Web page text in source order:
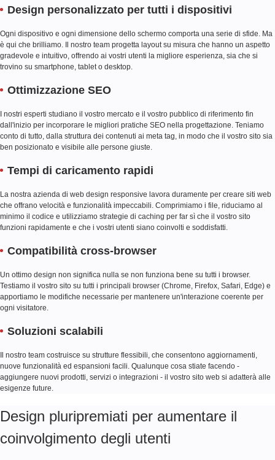
Design personalizzato per tutti i dispositivi
Ogni dispositivo e ogni dimensione dello schermo comporta una serie di sfide. Ma
è qui che brilliamo. Il nostro team progetta layout su misura che hanno un aspetto
gradevole e intuitivo, offrendo ai vostri utenti la migliore esperienza, sia che si
trovino su smartphone, tablet o desktop.
Ottimizzazione SEO
I nostri esperti studiano il vostro mercato e il vostro pubblico di riferimento fin
dall'inizio per incorporare le migliori pratiche SEO nella progettazione. Teniamo
conto di tutto, dalla struttura dei contenuti ai meta tag, in modo che il vostro sito sia
ben posizionato e visibile alle persone giuste.
Tempi di caricamento rapidi
La nostra azienda di web design responsive lavora duramente per creare siti web
che offrano velocità e funzionalità impeccabili. Comprimiamo i file, riduciamo al
minimo il codice e utilizziamo strategie di caching per far sì che il vostro sito
funzioni rapidamente e che i vostri utenti siano coinvolti e soddisfatti.
Compatibilità cross-browser
Un ottimo design non significa nulla se non funziona bene su tutti i browser.
Testiamo il vostro sito su tutti i principali browser (Chrome, Firefox, Safari, Edge) e
apportiamo le modifiche necessarie per mantenere un'interazione coerente per
ogni visitatore.
Soluzioni scalabili
Il nostro team costruisce su strutture flessibili, che consentono aggiornamenti,
nuove funzionalità ed espansioni facili. Qualunque cosa stiate facendo -
aggiungere nuovi prodotti, servizi o integrazioni - il vostro sito web si adatterà alle
esigenze future.
Design pluripremiati per aumentare il
coinvolgimento degli utenti